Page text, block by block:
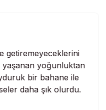
getiremeyeceklerini
yaşanan yoğunluktan
bir bahane ile
daha şık olurdu.